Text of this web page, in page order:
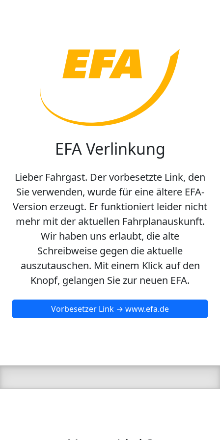
EFA Verlinkung
Lieber Fahrgast. Der vorbesetzte Link, den
Sie verwenden, wurde für eine ältere EFA-
Version erzeugt. Er funktioniert leider nicht
mehr mit der aktuellen Fahrplanauskunft.
Wir haben uns erlaubt, die alte
Schreibweise gegen die aktuelle
auszutauschen. Mit einem Klick auf den
Knopf, gelangen Sie zur neuen EFA.
Vorbesetzer Link → www.efa.de